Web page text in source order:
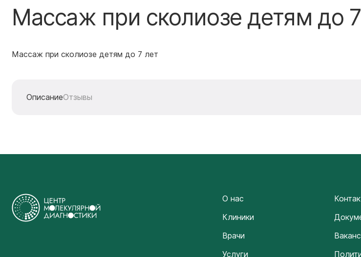
Массаж при сколиозе детям до
Массаж при сколиозе детям до 7 лет
ОписаниеОтзывы
О нас
Клиники
Врачи
Услуги